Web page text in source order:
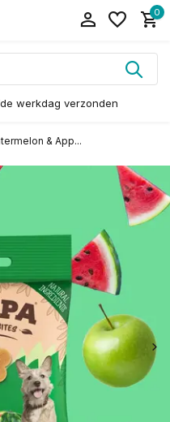
0
werkdag verzonden
& App...